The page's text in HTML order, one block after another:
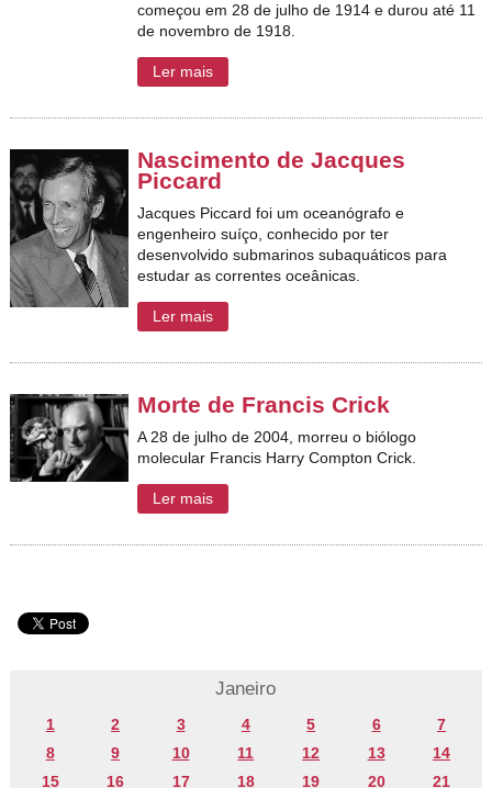
começou em 28 de julho de 1914 e durou até 11
de novembro de 1918.
Ler mais
Nascimento de Jacques
Piccard
Jacques Piccard foi um oceanógrafo e
engenheiro suíço, conhecido por ter
desenvolvido submarinos subaquáticos para
estudar as correntes oceânicas.
Ler mais
Morte de Francis Crick
A 28 de julho de 2004, morreu o biólogo
molecular Francis Harry Compton Crick.
Ler mais
Janeiro
1 2 3 4 5 6
7
8
9 10 11 12 13
14
15
16 17 18 19 20
21